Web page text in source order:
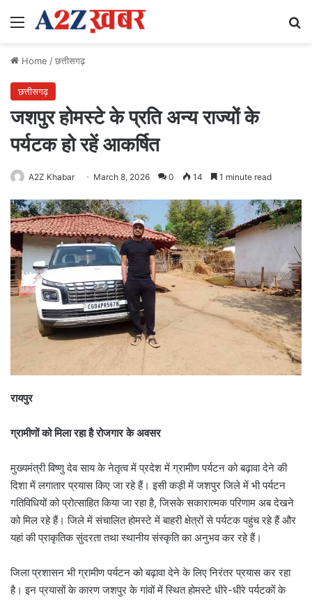
Menu
Home /छत्तीसगढ़
छत्तीसगढ़
जशपुर होमस्टे के प्रति अन्य राज्यों के
पर्यटक हो रहें आकर्षित
A2Z Khabar March 8, 2026 0 14 1 minute read
रायपुर
ग्रामीणों को मिला रहा है रोजगार के अवसर
मुख्यमंत्री विष्णु देव साय के नेतृत्व में प्रदेश में ग्रामीण पर्यटन को बढ़ावा देने की
दिशा में लगातार प्रयास किए जा रहे हैं। इसी कड़ी में जशपुर जिले में भी पर्यटन
गतिविधियों को प्रोत्साहित किया जा रहा है, जिसके सकारात्मक परिणाम अब देखने
को मिल रहे हैं। जिले में संचालित होमस्टे में बाहरी क्षेत्रों से पर्यटक पहुंच रहे हैं और
यहां की प्राकृतिक सुंदरता तथा स्थानीय संस्कृति का अनुभव कर रहे हैं।
जिला प्रशासन भी ग्रामीण पर्यटन को बढ़ावा देने के लिए निरंतर प्रयास कर रहा
है। इन प्रयासों के कारण जशपुर के गांवों में स्थित होमस्टे धीरे-धीरे पर्यटकों के